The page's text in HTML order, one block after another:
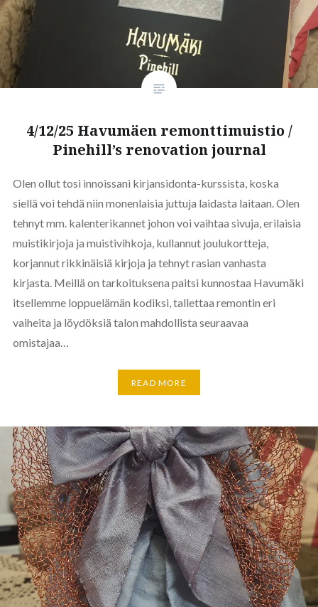
4/12/25 Havumäen remonttimuistio /
Pinehill’s renovation journal
Olen ollut tosi innoissani kirjansidonta-kurssista, koska
siellä voi tehdä niin monenlaisia juttuja laidasta laitaan. Olen
tehnyt mm. kalenterikannet johon voi vaihtaa sivuja, erilaisia
muistikirjoja ja muistivihkoja, kullannut joulukortteja,
korjannut rikkinäisiä kirjoja ja tehnyt rasian vanhasta
kirjasta. Meillä on tarkoituksena paitsi kunnostaa Havumäki
itsellemme loppuelämän kodiksi, tallettaa remontin eri
vaiheita ja löydöksiä talon mahdollista seuraavaa
omistajaa…
READ MORE